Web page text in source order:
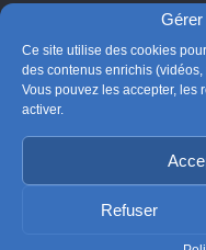
Gérer
Ce site utilise des cookies
des contenus enrichis
Vous pouvez les accepter, les
activer.
Refuser
Cliquez
vidéos et
©
Édité par la